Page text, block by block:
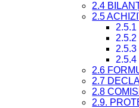
2.4
2.5
2.6
2.7
2.8
2.9.